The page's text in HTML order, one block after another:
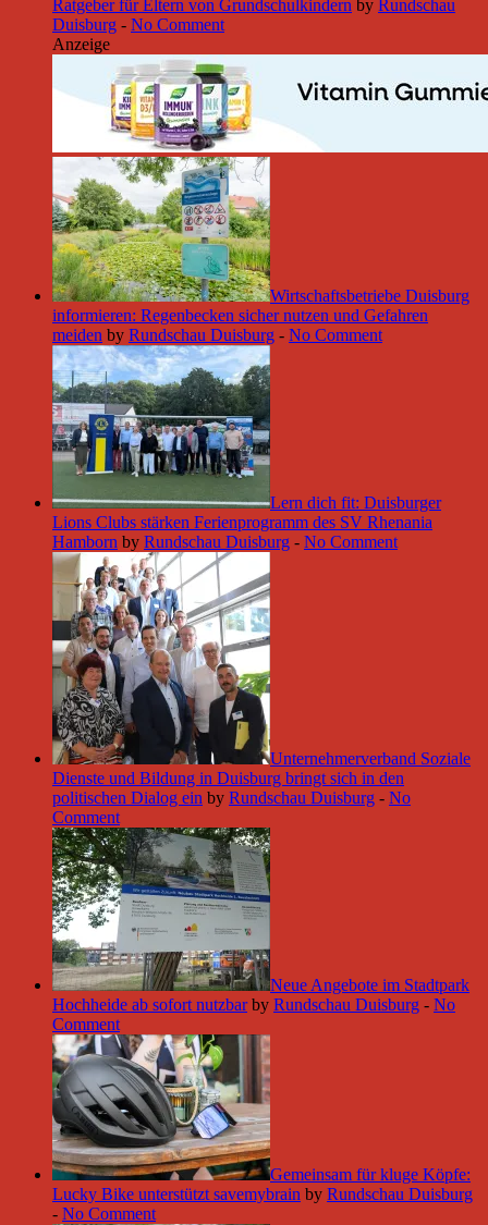
Ratgeber für Eltern von Grundschulkindern by Rundschau
Duisburg - No Comment
Anzeige
Wirtschaftsbetriebe Duisburg
informieren: Regenbecken sicher nutzen und Gefahren
meiden by Rundschau Duisburg - No Comment
Lern dich fit: Duisburger
Lions Clubs stärken Ferienprogramm des SV Rhenania
Hamborn by Rundschau Duisburg - No Comment
Unternehmerverband Soziale
Dienste und Bildung in Duisburg bringt sich in den
politischen Dialog ein by Rundschau Duisburg - No
Comment
Neue Angebote im Stadtpark
Hochheide ab sofort nutzbar by Rundschau Duisburg - No
Comment
Gemeinsam für kluge Köpfe:
Lucky Bike unterstützt savemybrain by Rundschau Duisburg
- No Comment